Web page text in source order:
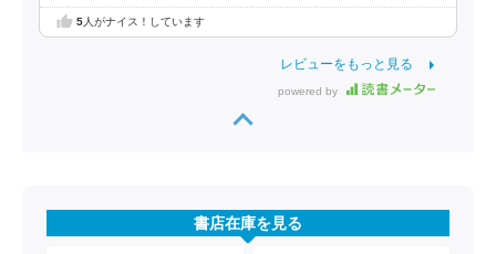
5人がナイス！しています
レビューをもっと見る
powered by
書店在庫を見る